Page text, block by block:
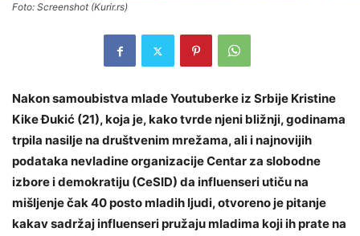
Foto: Screenshot (Kurir.rs)
Nakon samoubistva mlade Youtuberke iz Srbije Kristine
Kike Đukić (21), koja je, kako tvrde njeni bližnji, godinama
trpila nasilje na društvenim mrežama, ali i najnovijih
podataka nevladine organizacije Centar za slobodne
izbore i demokratiju (CeSID) da influenseri utiču na
mišljenje čak 40 posto mladih ljudi, otvoreno je pitanje
kakav sadržaj influenseri pružaju mladima koji ih prate na